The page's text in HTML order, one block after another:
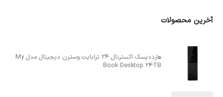
آخرین محصولات
هارددیسک اکسترنال 24 ترابایت وسترن دیجیتال مدل My
Book Desktop 24TB